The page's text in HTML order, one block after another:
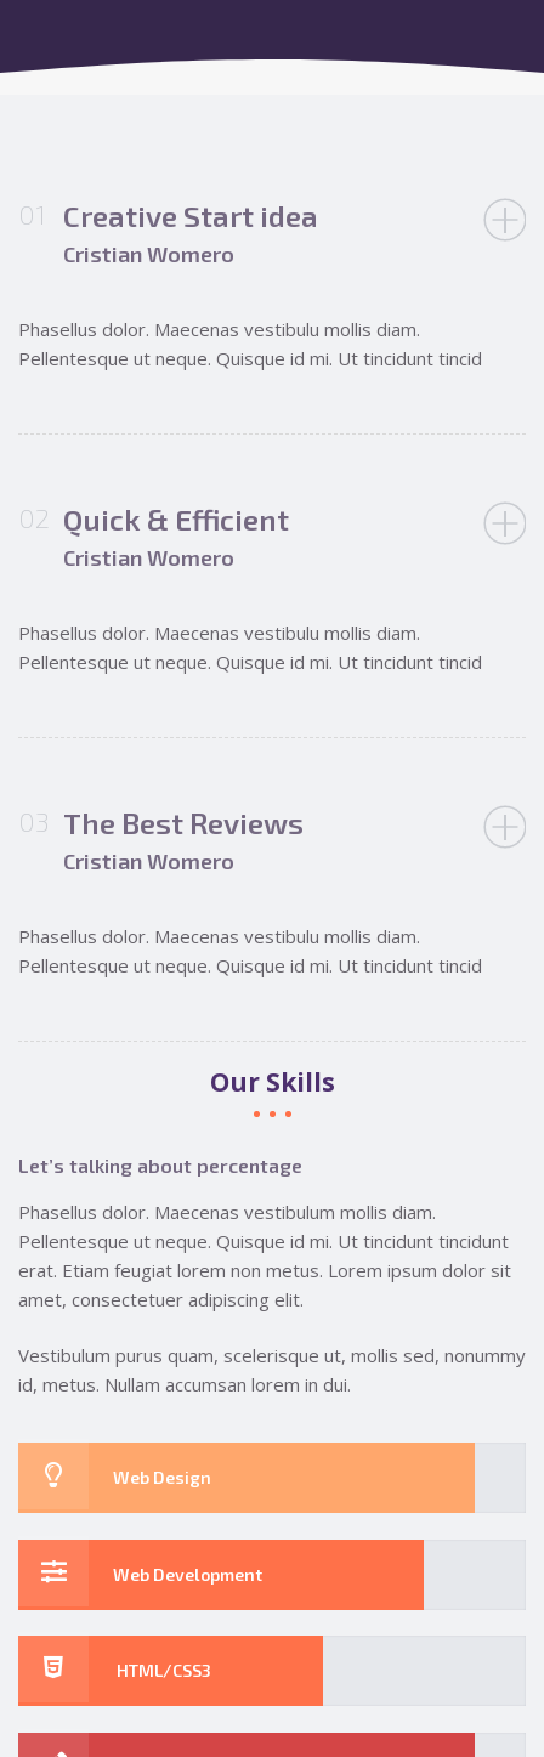
Creative Start idea
Cristian Womero
Phasellus dolor. Maecenas vestibulu mollis diam.
Pellentesque ut neque. Quisque id mi. Ut tincidunt tincid
Quick & Efficient
Cristian Womero
Phasellus dolor. Maecenas vestibulu mollis diam.
Pellentesque ut neque. Quisque id mi. Ut tincidunt tincid
The Best Reviews
Cristian Womero
Phasellus dolor. Maecenas vestibulu mollis diam.
Pellentesque ut neque. Quisque id mi. Ut tincidunt tincid
Our Skills
Let’s talking about percentage
Phasellus dolor. Maecenas vestibulum mollis diam.
Pellentesque ut neque. Quisque id mi. Ut tincidunt tincidunt
erat. Etiam feugiat lorem non metus. Lorem ipsum dolor sit
amet, consectetuer adipiscing elit.
Vestibulum purus quam, scelerisque ut, mollis sed, nonummy
id, metus. Nullam accumsan lorem in dui.
Web Design
Web Development
HTML/CSS3